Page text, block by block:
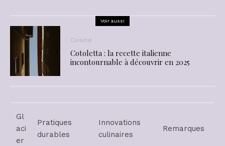
Voir aussi
Cuisine
Cotoletta : la recette italienne
incontournable à découvrir en 2025
Gl
aci
er
Pratiques
durables
Innovations
culinaires
Remarques